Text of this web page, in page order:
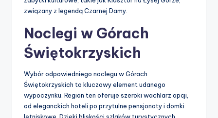
związany z legendą Czarnej Damy.
Noclegi w Górach
Świętokrzyskich
Wybór odpowiedniego noclegu w Górach
Świętokrzyskich to kluczowy element udanego
wypoczynku. Region ten oferuje szeroki wachlarz opcji,
od eleganckich hoteli po przytulne pensjonaty i domki